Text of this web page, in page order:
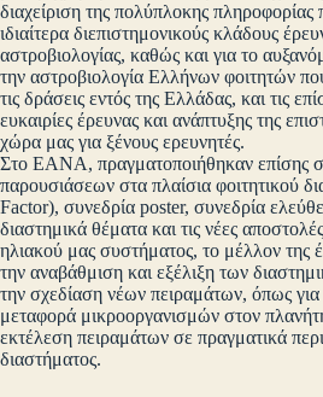
διαχείριση της πολύπλοκης
ιδιαίτερα διεπιστημονικούς κλάδους
αστροβιολογίας, καθώς και για το
την αστροβιολογία Ελλήνων φοιτητών
τις δράσεις εντός της Ελλάδας, και τις
ευκαιρίες έρευνας και ανάπτυξης της
χώρα μας για ξένους ερευνητές.
Στο ΕΑΝΑ, πραγματοποιήθηκαν επίσης
παρουσιάσεων στα πλαίσια φοιτητικού
Factor), συνεδρία poster, συνεδρία
διαστημικά θέματα και τις νέες
ηλιακού μας συστήματος, το μέλλον της
την αναβάθμιση και εξέλιξη των
την σχεδίαση νέων πειραμάτων, όπως
μεταφορά μικροοργανισμών στον
εκτέλεση πειραμάτων σε πραγματικά
διαστήματος.